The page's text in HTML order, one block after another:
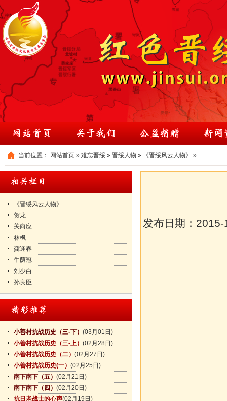
当前位置： 网站首页 » 难忘晋绥 » 晋绥人物 » 《晋绥风云人物》 »
《晋绥风云人物》
贺龙
关向应
林枫
龚逢春
牛荫冠
刘少白
孙良臣
小善村抗战历史（三-下） (03月01日)
小善村抗战历史（三-上） (02月28日)
小善村抗战历史（二） (02月27日)
小善村抗战历史(一） (02月25日)
南下南下（五） (02月21日)
南下南下（四） (02月20日)
抗日老战士的心声(02月19日)
发布日期： 2015-